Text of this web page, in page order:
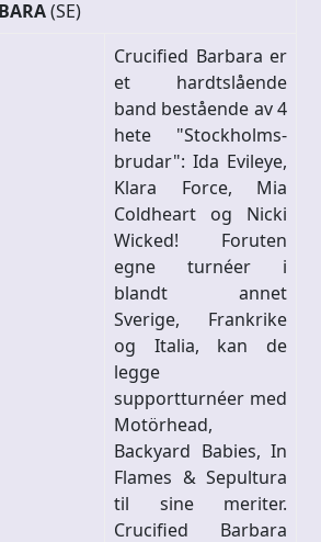
(SE)
Crucified Barbara er
et hardtslående
band bestående av 4
hete "Stockholms-
brudar": Ida Evileye,
Klara Force, Mia
Coldheart og Nicki
Wicked! Foruten
egne turnéer i
blandt annet
Sverige, Frankrike
og Italia, kan de
legge
supportturnéer med
Motörhead,
Backyard Babies, In
Flames & Sepultura
til sine meriter.
Crucified Barbara